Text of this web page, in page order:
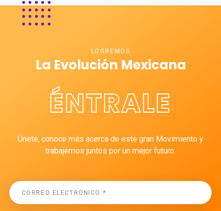
LOGREMOS
La Evolución Mexicana
ÉNTRALE
Únete, conoce más acerca de este gran Movimiento y
trabajemos juntos por un mejor futuro.